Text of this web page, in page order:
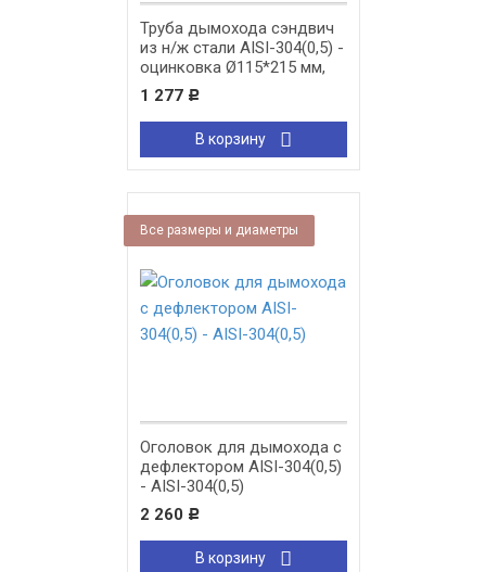
Труба дымохода сэндвич
из н/ж стали AISI-304(0,5) -
оцинковка Ø115*215 мм,
длина- 250 мм
1 277 Р
В корзину
Все размеры и диаметры
Оголовок для дымохода с
дефлектором AISI-304(0,5)
- AISI-304(0,5)
2 260 Р
В корзину